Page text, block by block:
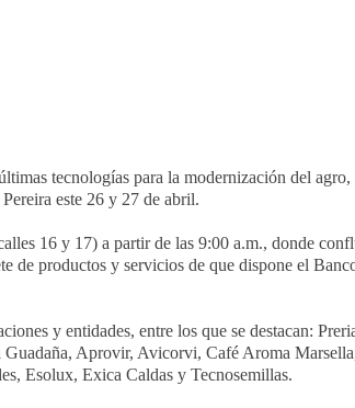
tecnologías para la modernización del agro,
este 26 y 27 de abril.
16 y 17) a partir de las 9:00 a.m., donde
productos y servicios de que dispone el
y entidades, entre los que se destacan:
Aprovir, Avicorvi, Café Aroma
Esolux, Exica Caldas y Tecnosemillas.